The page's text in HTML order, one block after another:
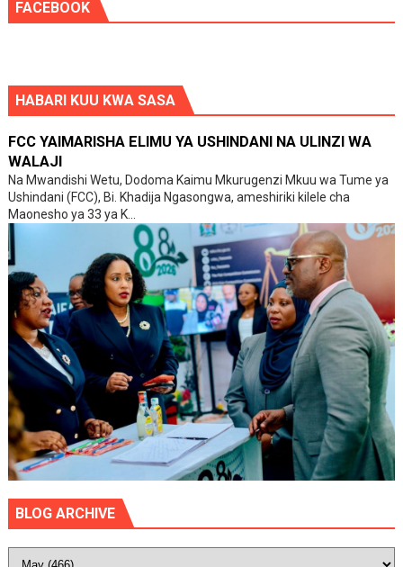
FACEBOOK
HABARI KUU KWA SASA
FCC YAIMARISHA ELIMU YA USHINDANI NA ULINZI WA
WALAJI
Na Mwandishi Wetu, Dodoma Kaimu Mkurugenzi Mkuu wa Tume ya
Ushindani (FCC), Bi. Khadija Ngasongwa, ameshiriki kilele cha
Maonesho ya 33 ya K...
BLOG ARCHIVE